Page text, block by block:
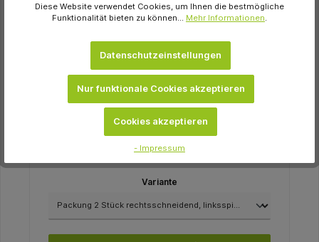
Erkodent
Stichfräser Packung 2 Stück
rechtsschneidend, linksspiralig
27,48 €
sofort verfügbar
Variante
Diese Website verwendet Cookies, um Ihnen die bestmögliche
Funktionalität bieten zu können... Mehr Informationen.
Datenschutzeinstellungen
Nur funktionale Cookies akzeptieren
Cookies akzeptieren
- Impressum